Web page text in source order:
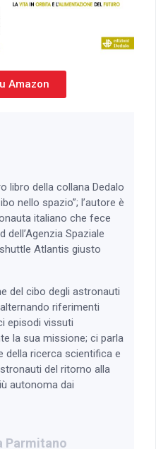
Amazon
libro della collana Dedalo
nello spazio”; l’autore è
italiano che fece
dell’Agenzia Spaziale
Atlantis giusto
del cibo degli astronauti
riferimenti
episodi vissuti
la sua missione; ci parla
della ricerca scientifica e
del ritorno alla
autonoma dai
Parmitano